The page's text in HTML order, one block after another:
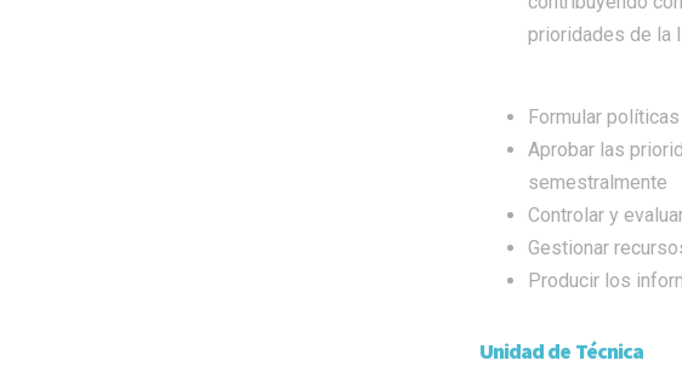
prioridades de la
Formular
Aprobar las
semestralmente
Controlar y
Gestionar
Producir los
Unidad de Técnica